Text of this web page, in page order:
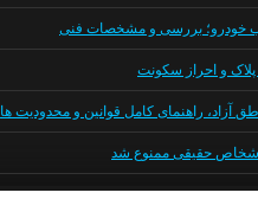
و احراز سکونت
آزاد، راهنمای کامل قوانین و محدودیت ها
حقیقی ممنوع شد